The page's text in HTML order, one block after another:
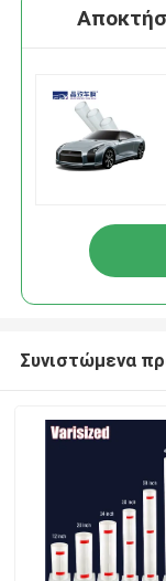
Συνιστώμενα